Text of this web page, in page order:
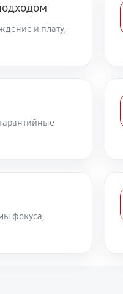
и плату,
фокуса,